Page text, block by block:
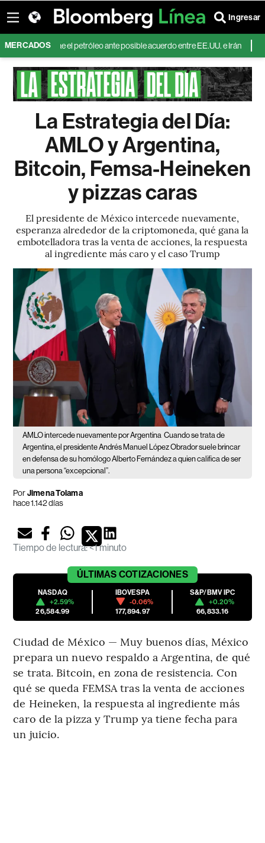
Ingresar
MERCADOScae el petróleo ante posible acuerdo entre EE.UU. e Irán
La Estrategia del Día:
AMLO y Argentina,
Bitcoin, Femsa-Heineken
y pizzas caras
El presidente de México intercede nuevamente,
esperanza alrededor de la criptomoneda, qué gana la
embotelladora tras la venta de acciones, la respuesta
al ingrediente más caro y el caso Trump
AMLO intercede nuevamente por Argentina Cuando se trata de
Argentina, el presidente Andrés Manuel López Obrador suele brincar
en defensa de su homólogo Alberto Fernández a quien califica de ser
una persona “excepcional”.
PorJimena Tolama
hace 1.142 días
Tiempo de lectura:<1 minuto
ÚLTIMAS COTIZACIONES
NASDAQ
+2.59%
26,584.99
IBOVESPA
-0.06%
177,894.97
S&P/BMV IPC
+0.20%
66,833.16
Ciudad de México — Muy buenos días, México
prepara un nuevo respaldo a Argentina, de qué
se trata. Bitcoin, en zona de resistencia. Con
qué se queda FEMSA tras la venta de acciones
de Heineken, la respuesta al ingrediente más
caro de la pizza y Trump ya tiene fecha para
un juicio.